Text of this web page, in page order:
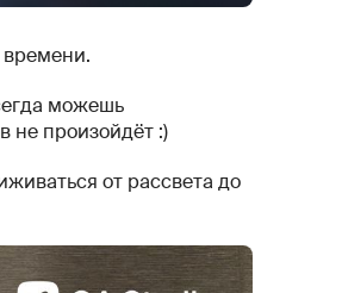
времени.
можешь
не произойдёт :)
от рассвета до